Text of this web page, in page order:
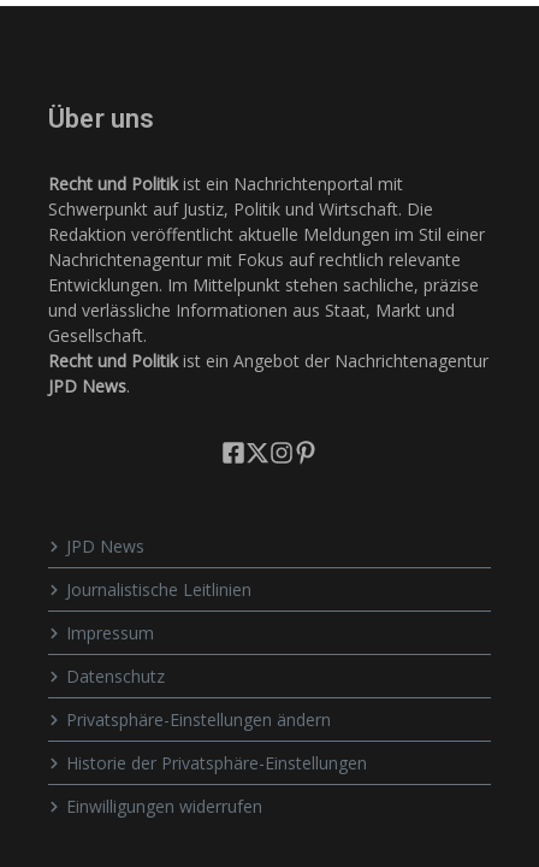
Über uns
Recht und Politikist ein Nachrichtenportal mit
Schwerpunkt auf Justiz, Politik und Wirtschaft. Die
Redaktion veröffentlicht aktuelle Meldungen im Stil einer
Nachrichtenagentur mit Fokus auf rechtlich relevante
Entwicklungen. Im Mittelpunkt stehen sachliche, präzise
und verlässliche Informationen aus Staat, Markt und
Gesellschaft.
Recht und Politikist ein Angebot der Nachrichtenagentur
JPD News.
JPD News
Journalistische Leitlinien
Impressum
Datenschutz
Privatsphäre-Einstellungen ändern
Historie der Privatsphäre-Einstellungen
Einwilligungen widerrufen